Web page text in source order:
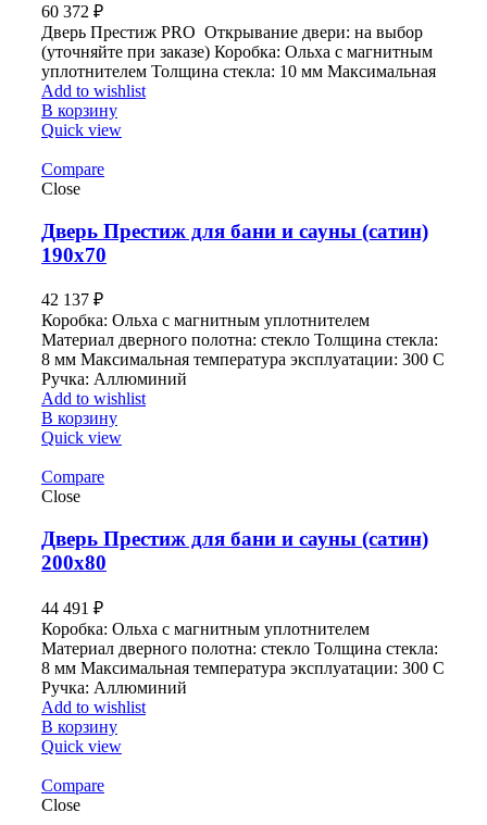
60 372 ₽
Дверь Престиж PRO Открывание двери: на выбор
(уточняйте при заказе) Коробка: Ольха с магнитным
уплотнителем Толщина стекла: 10 мм Максимальная
Add to wishlist
В корзину
Quick view
Compare
Close
Дверь Престиж для бани и сауны (сатин)
190х70
42 137 ₽
Коробка: Ольха с магнитным уплотнителем
Материал дверного полотна: стекло Толщина стекла:
8 мм Максимальная температура эксплуатации: 300 С
Ручка: Аллюминий
Add to wishlist
В корзину
Quick view
Compare
Close
Дверь Престиж для бани и сауны (сатин)
200х80
44 491 ₽
Коробка: Ольха с магнитным уплотнителем
Материал дверного полотна: стекло Толщина стекла:
8 мм Максимальная температура эксплуатации: 300 С
Ручка: Аллюминий
Add to wishlist
В корзину
Quick view
Compare
Close